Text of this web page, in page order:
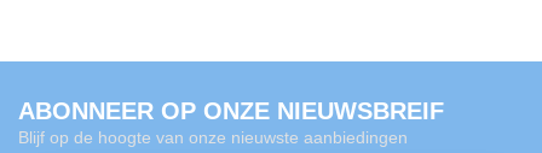
ABONNEER OP ONZE NIEUWSBREIF
Blijf op de hoogte van onze nieuwste aanbiedingen